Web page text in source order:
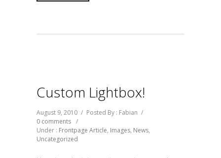
Custom Lightbox!
August 9, 2010 / Posted By : Fabian /
0 comments /
Under : Frontpage Article, Images, News,
Uncategorized